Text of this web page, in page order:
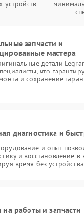
устройств
запчасти и
мастера
детали
что
и сохранение
диагностика и
и опыт
и восстановление в
время без устройства
на работы и запчасти